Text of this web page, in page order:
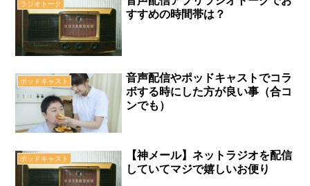
ラジオトーク
すすめの時間帯は？
ポッドキャスト
音声配信やポッドキャストでコラ
ボする時にした方が良い事（合コ
ンでも）
ポッドキャスト
【神メール】ネットラジオを配信
していてマジで嬉しいお便り